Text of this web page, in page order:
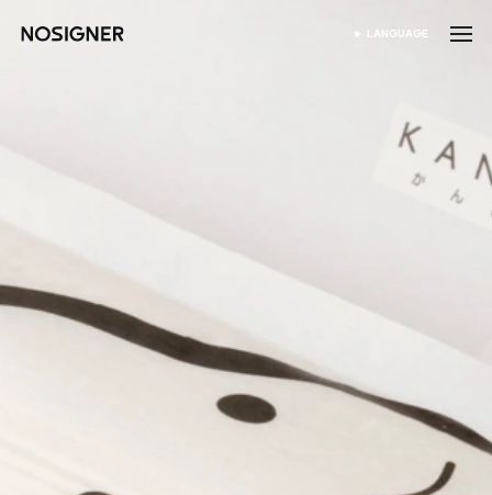
홈 SELECT LANGUAGE
LANGUAGE